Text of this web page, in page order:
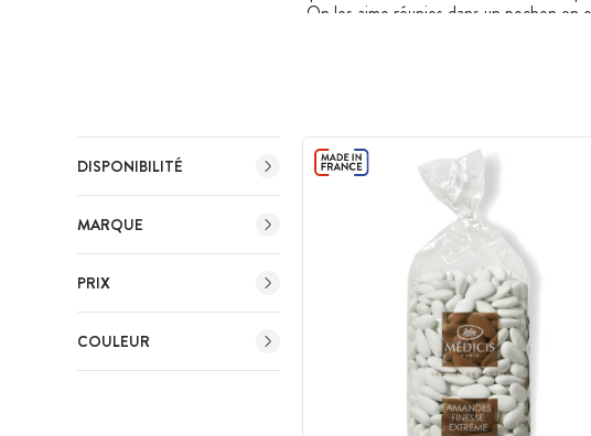
On les aime réunies dans un pochon
le sont
DISPONIBILITÉ
MARQUE
PRIX
COULEUR